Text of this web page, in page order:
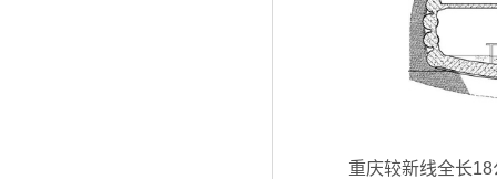
重庆较新线全长18